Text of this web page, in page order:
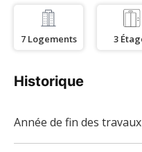
7 Logements 3
Historique
Année de fin des travaux